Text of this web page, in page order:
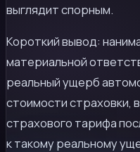
выглядит спорным.
Короткий вывод:
материальной
реальный ущерб
стоимости страховки,
страхового тарифа
к такому реальному